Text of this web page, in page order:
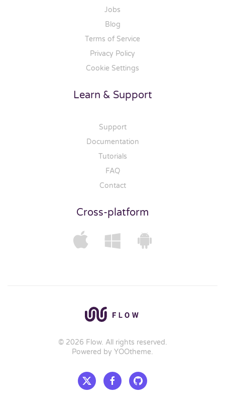
Jobs
Blog
Terms of Service
Privacy Policy
Cookie Settings
Learn & Support
Support
Documentation
Tutorials
FAQ
Contact
Cross-platform
© 2026 Flow. All rights reserved.
Powered by YOOtheme.